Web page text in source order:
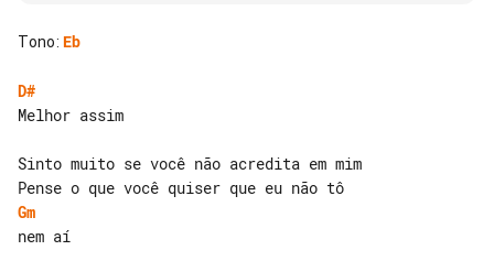
Tono: Eb
D#
Melhor assim
Sinto muito se você não acredita em mim
Gm
nem aí